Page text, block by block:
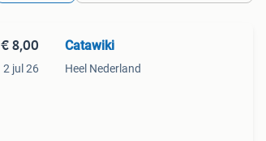
€ 8,00
2 jul 26
Catawiki
Heel Nederland